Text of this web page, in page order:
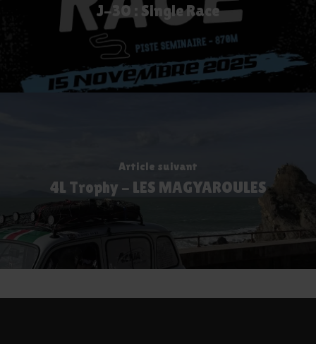
J-30 : Single Race
Article suivant
4L Trophy - LES MAGYAROULES